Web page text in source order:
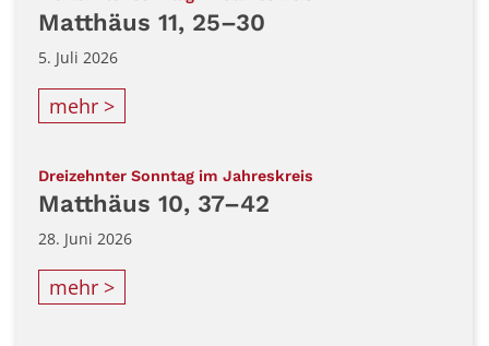
Matthäus 11, 25–30
5. Juli 2026
mehr >
Dreizehnter Sonntag im Jahreskreis
Matthäus 10, 37–42
28. Juni 2026
mehr >